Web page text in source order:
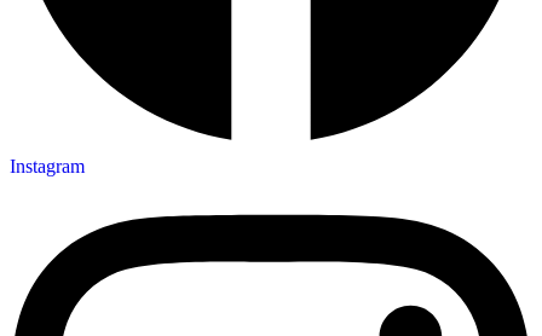
Instagram